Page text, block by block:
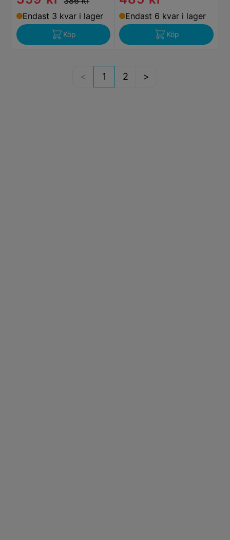
Endast 3 kvar i lager
Köp
Endast 6 kvar i lager
Köp
1 2